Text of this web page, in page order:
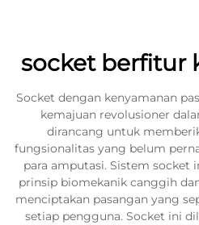
socket berfitur
Socket dengan kenyamanan
kemajuan revolusioner
dirancang untuk
fungsionalitas yang belum
para amputasi. Sistem
prinsip biomekanik canggih
menciptakan pasangan yang
setiap pengguna. Socket ini